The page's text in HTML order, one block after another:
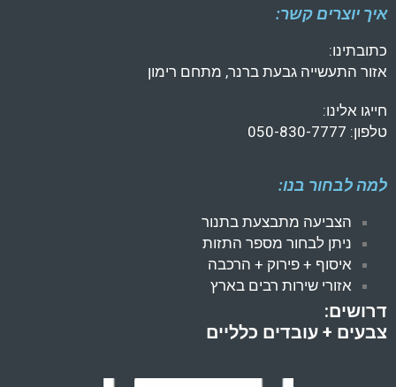
איך יוצרים קשר:
כתובתינו:
אזור התעשייה גבעת ברנר, מתחם רימון
חייגו אלינו:
טלפון: 050-830-7777
למה לבחור בנו:
הצביעה מתבצעת בתנור
ניתן לבחור מספר התזות
איסוף + פירוק + הרכבה
אזורי שירות רבים בארץ
דרושים:
צבעים + עובדים כלליים